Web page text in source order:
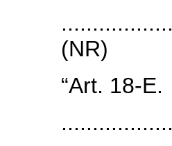
(NR)
“Art. 18-E.